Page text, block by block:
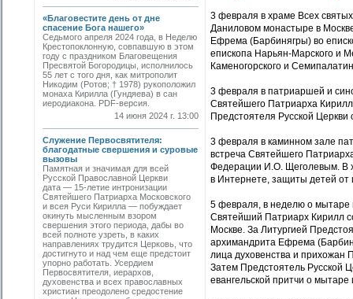
«Благовестите день от дне
спасение Бога нашего»
Седьмого апреля 2024 года, в Неделю
Крестопоклонную, совпавшую в этом
году с праздником Благовещения
Пресвятой Богородицы, исполнилось
55 лет с того дня, как митрополит
Никодим (Ротов; † 1978) рукоположил
монаха Кирилла (Гундяева) в сан
иеродиакона. PDF-версия.
14 июня 2024 г. 13:00
Служение Первосвятителя:
благодатные свершения и суровые
вызовы
Памятная и значимая для всей
Русской Православной Церкви
дата — 15-летие интронизации
Святейшего Патриарха Московского
и всея Руси Кирилла — побуждает
окинуть мысленным взором
свершения этого периода, дабы во
всей полноте узреть, в каких
направлениях трудится Церковь, что
достигнуто и над чем еще предстоит
упорно работать. Усердием
Первосвятителя, иерархов,
духовенства и всех православных
христиан преодолено средостение
3 февраля в храме Всех
Даниловом монастыре в
Ефрема (Барбинягры) во
епископа Нарьян-Марского и
Каменогорского и
3 февраля в патриаршей и
Святейшего Патриарха
Предстоятеля Русской
3 февраля в каминном зале
встреча Святейшего
Федерации И.О. Щеголевым. В
в Интернете, защиты детей
5 февраля, в неделю о мытаре
Святейший Патриарх Кирилл
Москве. За Литургией
архимандрита Ефрема
лица духовенства и прихожан
Затем Предстоятель Русской
евангельской притчи о